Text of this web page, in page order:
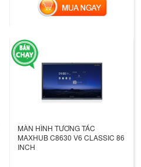
MUA NGAY
MÀN HÌNH TƯƠNG TÁC
MAXHUB C8630 V6 CLASSIC 86
INCH